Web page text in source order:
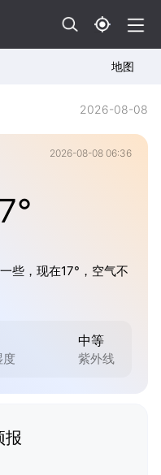
地图
2026-08-08
2026-08-08 06:36
些，现在17°，空气不
度
中等
紫外线
报